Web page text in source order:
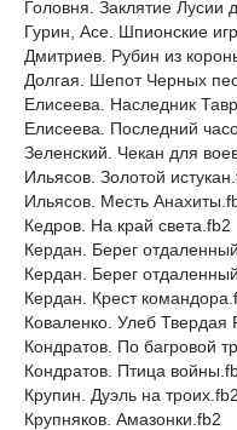
Головня. Заклятие Лусии
Гурин, Асе. Шпионские
Дмитриев. Рубин из
Долгая. Шепот Черных
Елисеева. Наследник
Елисеева. Последний
Зеленский. Чекан для
Ильясов. Золотой
Ильясов. Месть
Кедров. На край света.fb2
Кердан. Берег
Кердан. Берег
Кердан. Крест
Коваленко. Улеб Твердая
Кондратов. По багровой
Кондратов. Птица
Крупин. Дуэль на троих.fb2
Крупняков. Амазонки.fb2